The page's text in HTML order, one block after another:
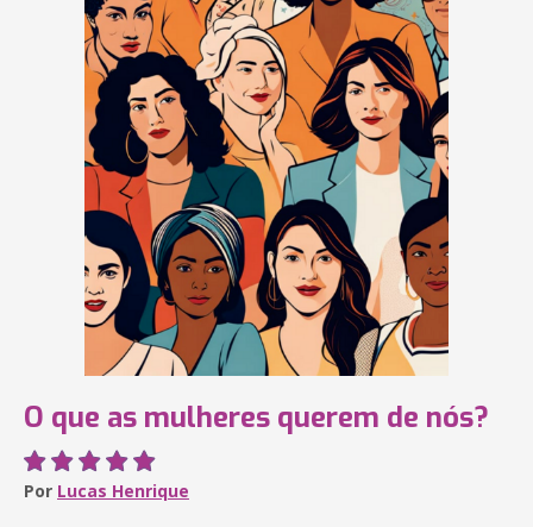
O que as mulheres querem de nós?
Por Lucas Henrique